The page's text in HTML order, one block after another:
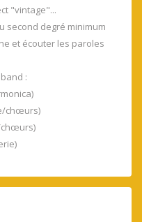
"vintage"...
second degré minimum
et écouter les paroles
:
chœurs)